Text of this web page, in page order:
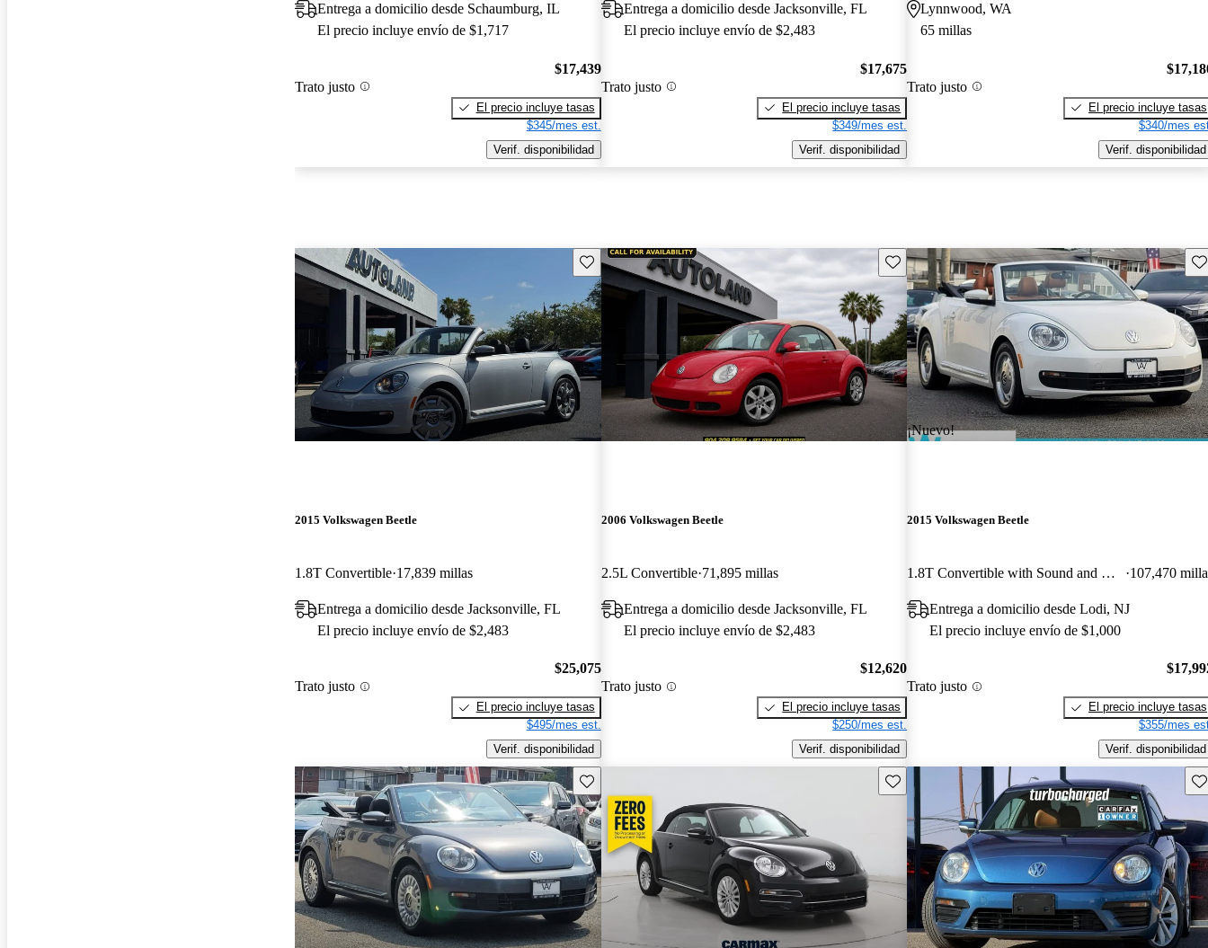
Entrega a domicilio desde Schaumburg, IL
El precio incluye envío de $1,717
Trato justo
$17,439
El precio incluye tasas
$345/mes est.
Verif. disponibilidad
Entrega a domicilio desde Jacksonville, FL
El precio incluye envío de $2,483
Trato justo
$17,675
El precio incluye tasas
$349/mes est.
Verif. disponibilidad
Lynnwood, WA
65 millas
Trato justo
El precio incluye tasas
$340/mes
Verif. disponibilidad
Guarda este Aviso
2015 Volkswagen Beetle
1.8T Convertible 17,839 millas
Entrega a domicilio desde Jacksonville, FL
El precio incluye envío de $2,483
Trato justo
$25,075
El precio incluye tasas
$495/mes est.
Verif. disponibilidad
Guarda este Aviso
2006 Volkswagen Beetle
2.5L Convertible 71,895 millas
Entrega a domicilio desde Jacksonville, FL
El precio incluye envío de $2,483
Trato justo
$12,620
El precio incluye tasas
$250/mes est.
Verif. disponibilidad
¡Nuevo!
2015 Volkswagen Beetle
1.8T Convertible with Sound and Navigation 107,470
Entrega a domicilio desde Lodi, NJ
El precio incluye envío de $1,000
Trato justo
El precio incluye tasas
$355/mes
Verif. disponibilidad
Guarda este Aviso Guarda este Aviso